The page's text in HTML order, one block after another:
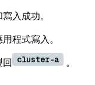
入成功。
程式寫入。
回 cluster-a 。